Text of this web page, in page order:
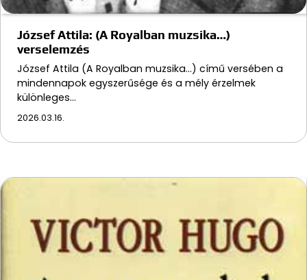
József Attila: (A Royalban muzsika…)
verselemzés
József Attila (A Royalban muzsika…) című versében a
mindennapok egyszerűsége és a mély érzelmek
különleges…
2026.03.16.